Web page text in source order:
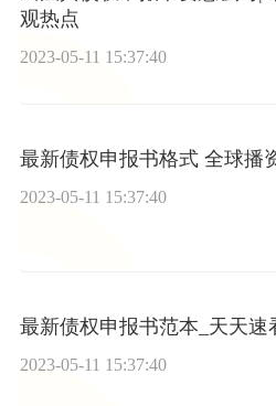
观热点
2023-05-11 15:37:40
最新债权申报书格式 全球播
2023-05-11 15:37:40
最新债权申报书范本_天天速
2023-05-11 15:37:40